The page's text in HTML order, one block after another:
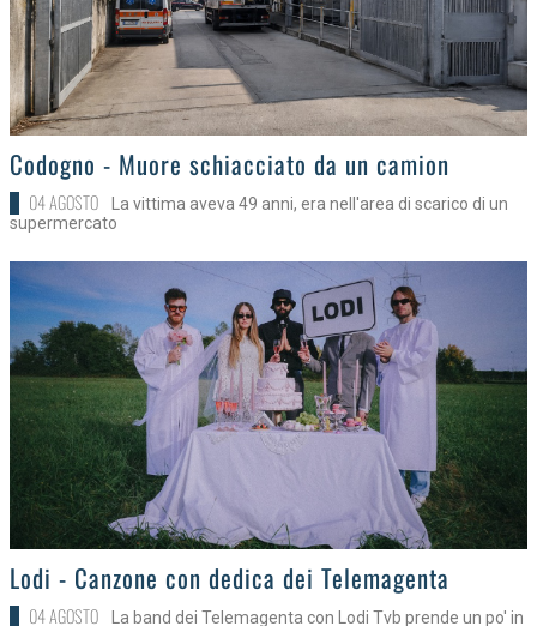
>
Codogno - Muore schiacciato da un camion
04 AGOSTO
La vittima aveva 49 anni, era nell'area di scarico di un
supermercato
>Lodi - Canzone con dedica dei Telemagenta
04 AGOSTO
La band dei Telemagenta con Lodi Tvb prende un po' in